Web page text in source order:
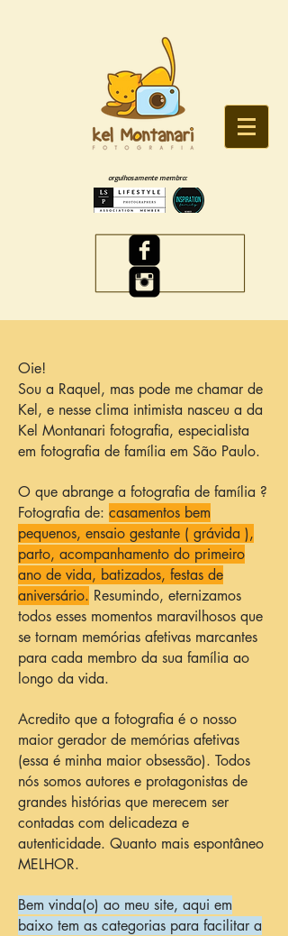
orgulhosamente membro:
Oie!
Sou a Raquel, mas pode me chamar de
Kel, e nesse clima intimista nasceu a da
Kel Montanari fotografia, especialista
em fotografia de família em São Paulo.
O que abrange a fotografia de família ?
Fotografia de: casamentos bem
pequenos, ensaio gestante ( grávida ),
parto, acompanhamento do primeiro
ano de vida, batizados, festas de
aniversário. Resumindo, eternizamos
todos esses momentos maravilhosos que
se tornam memórias afetivas marcantes
para cada membro da sua família ao
longo da vida.
Acredito que a fotografia é o nosso
maior gerador de memórias afetivas
(essa é minha maior obsessão). Todos
nós somos autores e protagonistas de
grandes histórias que merecem ser
contadas com delicadeza e
autenticidade. Quanto mais espontâneo
MELHOR.
Bem vinda(o) ao meu site, aqui em
baixo tem as categorias para facilitar a